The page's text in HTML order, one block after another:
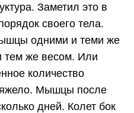
Заметил это в
своего тела.
одними и теми же
тем же весом. Или
количество
Мышцы после
дней. Колет бок